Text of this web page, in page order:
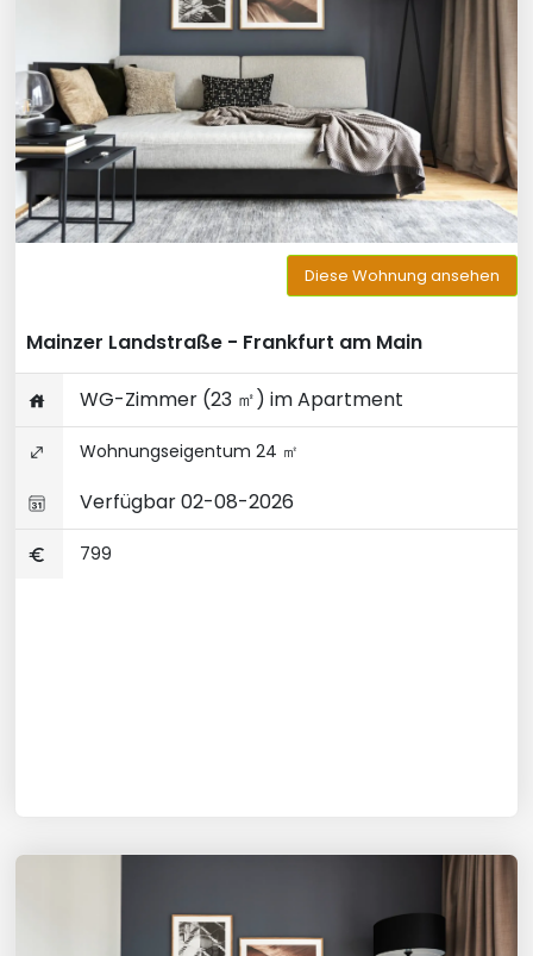
Diese Wohnung ansehen
Mainzer Landstraße - Frankfurt am Main
WG-Zimmer (23 ㎡) im Apartment
Wohnungseigentum 24 ㎡
Verfügbar 02-08-2026
799